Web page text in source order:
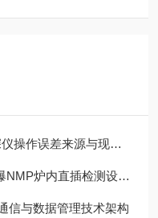
来源与现场应用技术规范
直插检测设备工程设计指南
信与数据管理技术架构